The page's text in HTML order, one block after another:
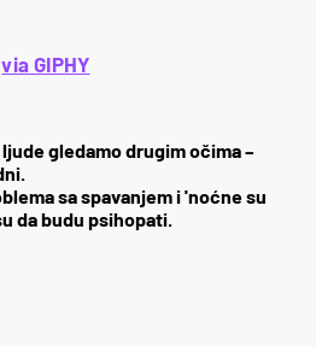
via GIPHY
gledamo drugim očima –
sa spavanjem i 'noćne su
da budu psihopati.